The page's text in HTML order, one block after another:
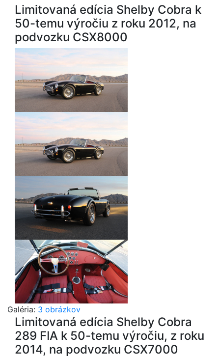
Limitovaná edícia Shelby Cobra k
50-temu výročiu z roku 2012, na
podvozku CSX8000
Galéria: 3 obrázkov
Limitovaná edícia Shelby Cobra
289 FIA k 50-temu výročiu, z roku
2014, na podvozku CSX7000